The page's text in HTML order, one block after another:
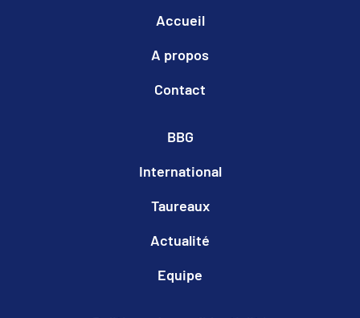
Accueil
A propos
Contact
BBG
International
Taureaux
Actualité
Equipe